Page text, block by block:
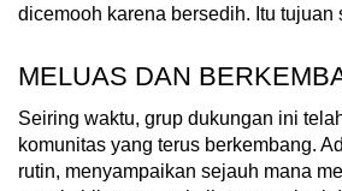
dicemooh karena bersedih. Itu tujuan
MELUAS DAN
Seiring waktu, grup dukungan ini
komunitas yang terus berkembang.
rutin, menyampaikan sejauh mana